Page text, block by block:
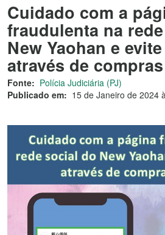
Cuidado com a
fraudulenta na
New Yaohan e
através de
Fonte: Polícia Judiciária (PJ)
Publicado em: 15 de Janeiro de 2024